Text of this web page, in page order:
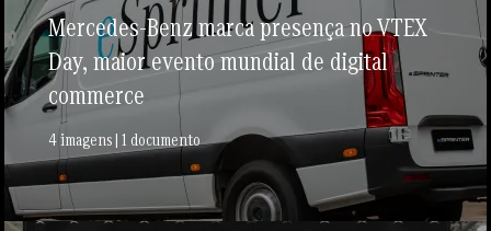
Mercedes-Benz marca presença no VTEX
Day, maior evento mundial de digital
commerce
4 imagens | 1 documento